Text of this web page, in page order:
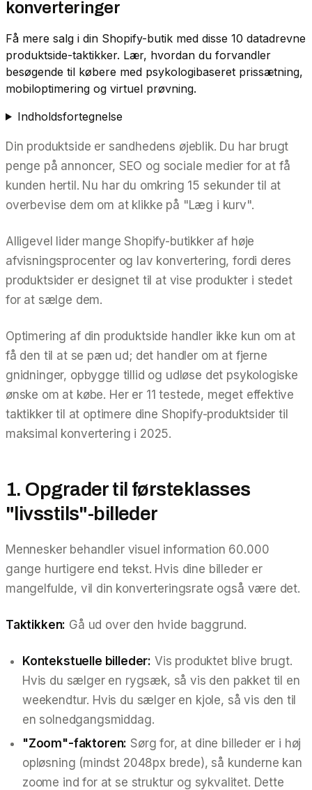
konverteringer
Få mere salg i din Shopify-butik med disse 10 datadrevne
produktside-taktikker. Lær, hvordan du forvandler
besøgende til købere med psykologibaseret prissætning,
mobiloptimering og virtuel prøvning.
Indholdsfortegnelse
Din produktside er sandhedens øjeblik. Du har brugt
penge på annoncer, SEO og sociale medier for at få
kunden hertil. Nu har du omkring 15 sekunder til at
overbevise dem om at klikke på "Læg i kurv".
Alligevel lider mange Shopify-butikker af høje
afvisningsprocenter og lav konvertering, fordi deres
produktsider er designet til at vise produkter i stedet
for at sælge dem.
Optimering af din produktside handler ikke kun om at
få den til at se pæn ud; det handler om at fjerne
gnidninger, opbygge tillid og udløse det psykologiske
ønske om at købe. Her er 11 testede, meget effektive
taktikker til at optimere dine Shopify-produktsider til
maksimal konvertering i 2025.
1. Opgrader til førsteklasses
"livsstils"-billeder
Mennesker behandler visuel information 60.000
gange hurtigere end tekst. Hvis dine billeder er
mangelfulde, vil din konverteringsrate også være det.
Taktikken: Gå ud over den hvide baggrund.
Kontekstuelle billeder: Vis produktet blive brugt.
Hvis du sælger en rygsæk, så vis den pakket til en
weekendtur. Hvis du sælger en kjole, så vis den til
en solnedgangsmiddag.
"Zoom"-faktoren: Sørg for, at dine billeder er i høj
opløsning (mindst 2048px brede), så kunderne kan
zoome ind for at se struktur og sykvalitet. Dette